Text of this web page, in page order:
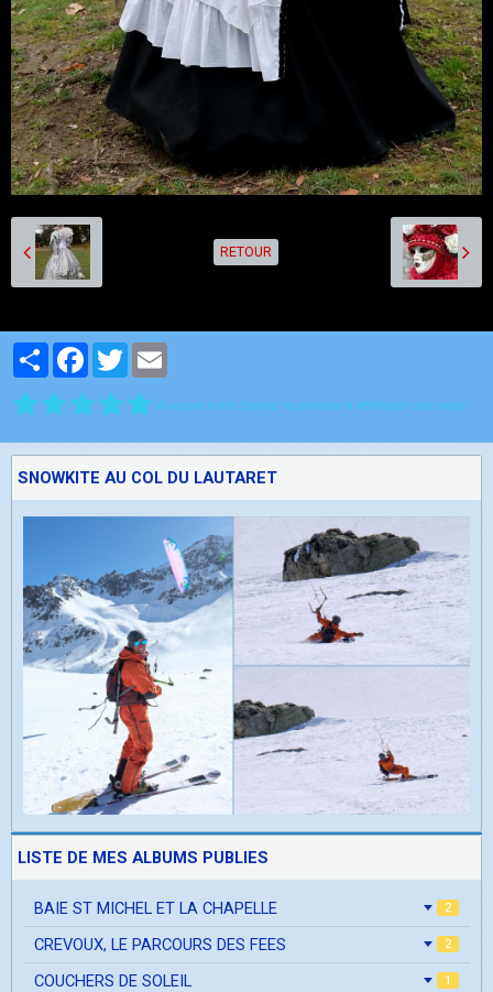
RETOUR
PartagerFacebook
Twitter
Aucune note. Soyez le premier à attribuer une note !
SNOWKITE AU COL DU LAUTARET
LISTE DE MES ALBUMS PUBLIES
BAIE ST MICHEL ET LA CHAPELLE 2
CREVOUX, LE PARCOURS DES FEES 2
COUCHERS DE SOLEIL 1